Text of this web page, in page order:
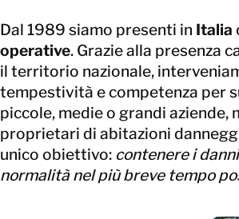
Dal 1989 siamo presenti in Italia
operative. Grazie alla presenza
il territorio nazionale,
tempestività e competenza per
piccole, medie o grandi aziende,
proprietari di abitazioni
unico obiettivo: contenere i
normalità nel più breve tempo